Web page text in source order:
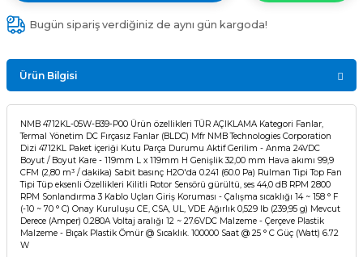
Bugün sipariş verdiğiniz de aynı gün kargoda!
Ürün Bilgisi
NMB 4712KL-05W-B39-P00 Ürün özellikleri TÜR AÇIKLAMA Kategori Fanlar,
Termal Yönetim DC Fırçasız Fanlar (BLDC) Mfr NMB Technologies Corporation
Dizi 4712KL Paket içeriği Kutu Parça Durumu Aktif Gerilim - Anma 24VDC
Boyut / Boyut Kare - 119mm L x 119mm H Genişlik 32,00 mm Hava akımı 99,9
CFM (2,80 m³ / dakika) Sabit basınç H2O'da 0.241 (60.0 Pa) Rulman Tipi Top Fan
Tipi Tüp eksenli Özellikleri Kilitli Rotor Sensörü gürültü, ses 44,0 dB RPM 2800
RPM Sonlandırma 3 Kablo Uçları Giriş Koruması - Çalışma sıcaklığı 14 ~ 158 ° F
(-10 ~ 70 ° C) Onay Kuruluşu CE, CSA, UL, VDE Ağırlık 0,529 lb (239,95 g) Mevcut
Derece (Amper) 0.280A Voltaj aralığı 12 ~ 27.6VDC Malzeme - Çerçeve Plastik
Malzeme - Bıçak Plastik Ömür @ Sıcaklık. 100000 Saat @ 25 ° C Güç (Watt) 6.72
W